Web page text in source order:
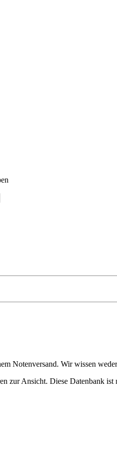
Notenversand. Wir wissen
zur Ansicht. Diese Datenbank